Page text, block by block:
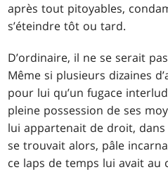
après tout pitoyables,
s’éteindre tôt ou tard.
D’ordinaire, il ne se serait
Même si plusieurs dizaines
pour lui qu’un fugace
pleine possession de ses
lui appartenait de droit, dans
se trouvait alors, pâle
ce laps de temps lui avait